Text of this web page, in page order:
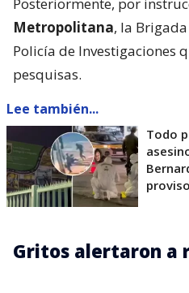
Posteriormente, por
Metropolitana, la
Policía de Investigaciones
pesquisas.
Lee también...
Todo
Gritos alertaron a